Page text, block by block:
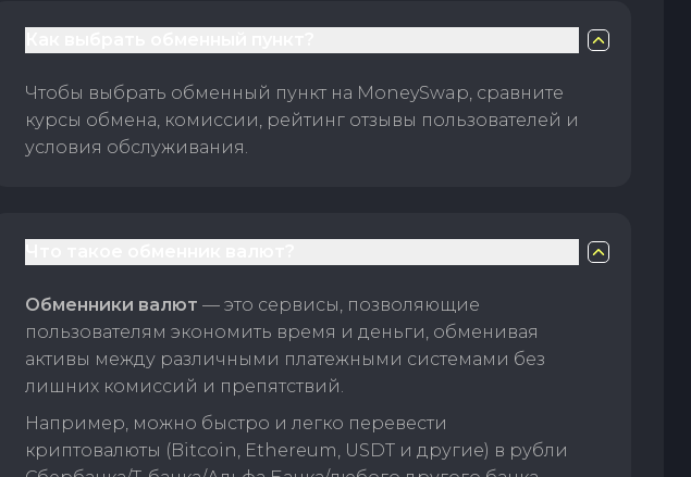
Чтобы выбрать обменный пункт на MoneySwap, сравните
курсы обмена, комиссии, рейтинг отзывы пользователей и
условия обслуживания.
Обменники валют — это сервисы, позволяющие
пользователям экономить время и деньги, обменивая
активы между различными платежными системами без
лишних комиссий и препятствий.
Например, можно быстро и легко перевести
криптовалюты (Bitcoin, Ethereum, USDT и другие) в рубли